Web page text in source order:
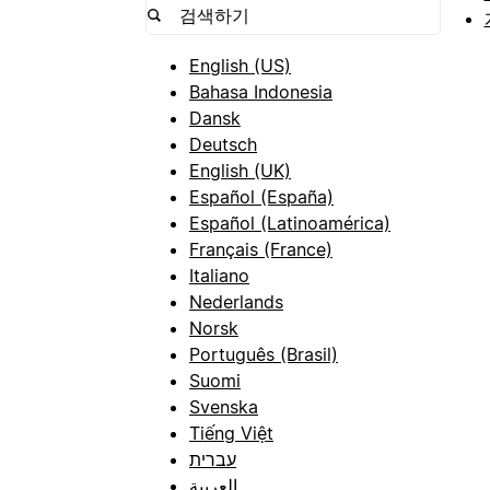
English (US)
Bahasa Indonesia
Dansk
Deutsch
English (UK)
Español (España)
Español (Latinoamérica)
Français (France)
Italiano
Nederlands
Norsk
Português (Brasil)
Suomi
Svenska
Tiếng Việt
עברית
العربية